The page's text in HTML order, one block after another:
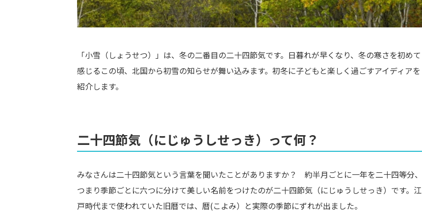
「小雪（しょうせつ）」は、冬の二番目の二十四節気です。日暮れが早くなり、冬の寒さを初めて
感じるこの頃、北国から初雪の知らせが舞い込みます。初冬に子どもと楽しく過ごすアイディアを
紹介します。
二十四節気（にじゅうしせっき）って何？
みなさんは二十四節気という言葉を聞いたことがありますか？ 約半月ごとに一年を二十四等分、
つまり季節ごとに六つに分けて美しい名前をつけたのが二十四節気（にじゅうしせっき）です。江
戸時代まで使われていた旧暦では、暦(こよみ）と実際の季節にずれが出ました。